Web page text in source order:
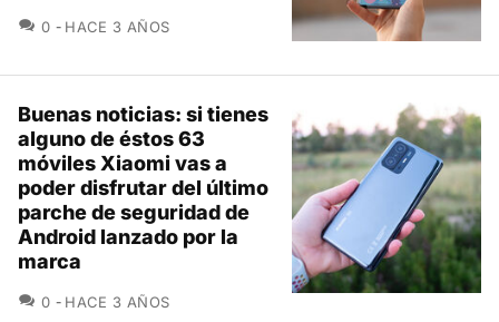
0 COMENTARIOS
HACE 3 AÑOS
Buenas noticias: si tienes
alguno de éstos 63
móviles Xiaomi vas a
poder disfrutar del último
parche de seguridad de
Android lanzado por la
marca
0 COMENTARIOS
HACE 3 AÑOS